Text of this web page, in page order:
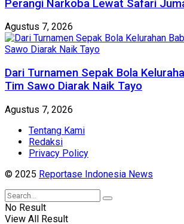
Perangi Narkoba Lewat Safari
Agustus 7, 2026
Dari Turnamen Sepak Bola
Tim Sawo Diarak Naik Tayo
Agustus 7, 2026
Tentang Kami
Redaksi
Privacy Policy
© 2025 Reportase Indonesia News
No Result
View All Result